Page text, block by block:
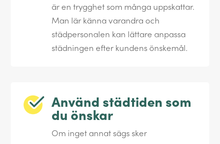
är en trygghet som många uppskattar.
Man lär känna varandra och
städpersonalen kan lättare anpassa
städningen efter kundens önskemål.
Använd städtiden som
du önskar
Om inget annat sägs sker